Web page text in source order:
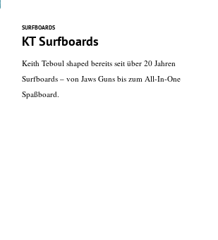
SURFBOARDS
KT Surfboards
Keith Teboul shaped bereits seit über 20 Jahren
Surfboards – von Jaws Guns bis zum All-In-One
Spaßboard.